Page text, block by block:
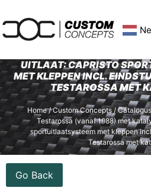
UITLAAT: CAPRISTO
MET KLEPPEN INCL.
TESTAROSSA MET
Home/Custom Concepts/Catalogus
Testarossa (vanaf 1988) met
sportuitlaatsysteem met kleppen
Testarossa met
Go Back